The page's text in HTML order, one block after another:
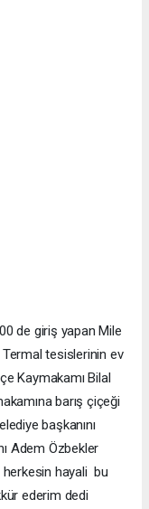
de giriş yapan Mile
Termal tesislerinin ev
Kaymakamı Bilal
barış çiçeği
başkanını
Adem Özbekler
herkesin hayali bu
ederim dedi